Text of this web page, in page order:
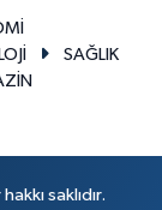
SAĞLIK
saklıdır.